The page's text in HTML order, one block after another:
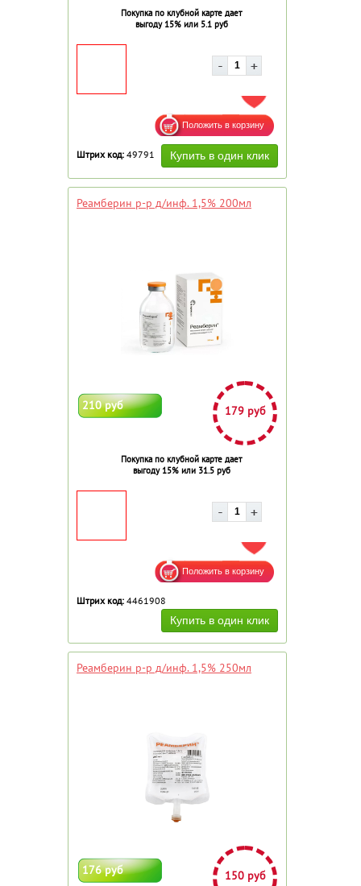
Покупка по клубной карте дает
выгоду 15% или 5.1 руб
ДОБАВИТЬ В ИЗБРАННОЕ
Штрих код: 49791
Реамберин р-р д/инф. 1,5% 200мл
210 руб 179 руб
Покупка по клубной карте дает
выгоду 15% или 31.5 руб
ДОБАВИТЬ В ИЗБРАННОЕ
Штрих код: 4461908
Реамберин р-р д/инф. 1,5% 250мл
176 руб 150 руб